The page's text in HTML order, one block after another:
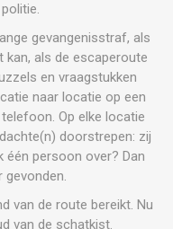
gevangenisstraf, als
kan, als de escaperoute
en vraagstukken
naar locatie op een
Op elke locatie
doorstrepen: zij
één persoon over? Dan
gevonden.
van de route bereikt. Nu
van de schatkist.